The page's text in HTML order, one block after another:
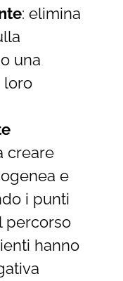
: elimina
una
loro
creare
e
i punti
percorso
hanno